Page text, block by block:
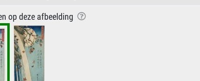
op deze afbeelding